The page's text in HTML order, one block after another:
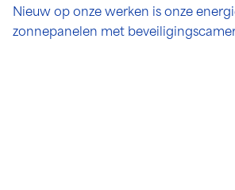
Nieuw op onze werken is onze
zonnepanelen met